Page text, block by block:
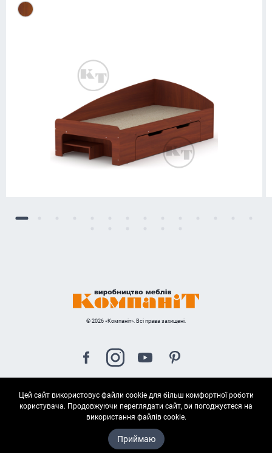
© 2026 «Компаніт». Всі права захищені.
Цей сайт використовує файли cookie для більш комфортної роботи
користувача. Продовжуючи переглядати сайт, ви погоджуєтеся на
використання файлів cookie.
Приймаю